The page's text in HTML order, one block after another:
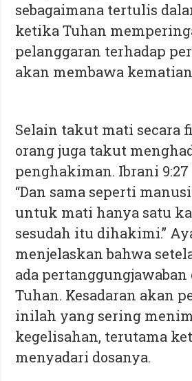
sebagaimana tertulis
ketika Tuhan
pelanggaran terhadap
akan membawa
Selain takut mati secara
orang juga takut
penghakiman. Ibrani
“Dan sama seperti
untuk mati hanya satu
sesudah itu dihakimi.”
menjelaskan bahwa
ada pertanggungjawaban
Tuhan. Kesadaran akan
inilah yang sering
kegelisahan, terutama
menyadari dosanya.